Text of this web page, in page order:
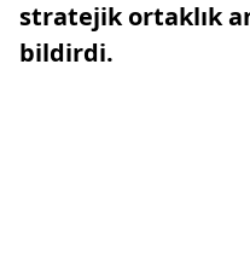
stratejik ortaklık
bildirdi.